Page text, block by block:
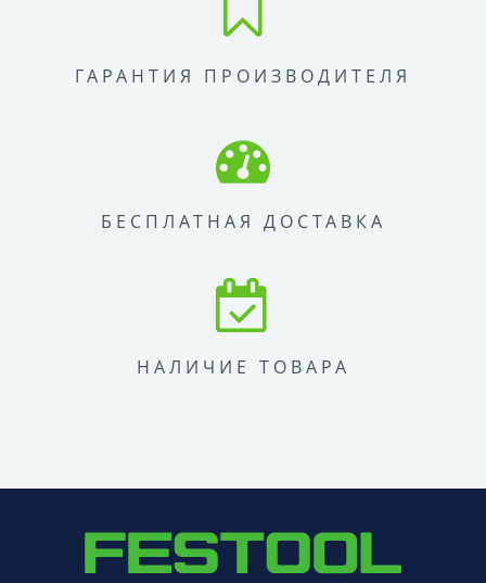
ГАРАНТИЯ ПРОИЗВОДИТЕЛЯ
БЕСПЛАТНАЯ ДОСТАВКА
НАЛИЧИЕ ТОВАРА